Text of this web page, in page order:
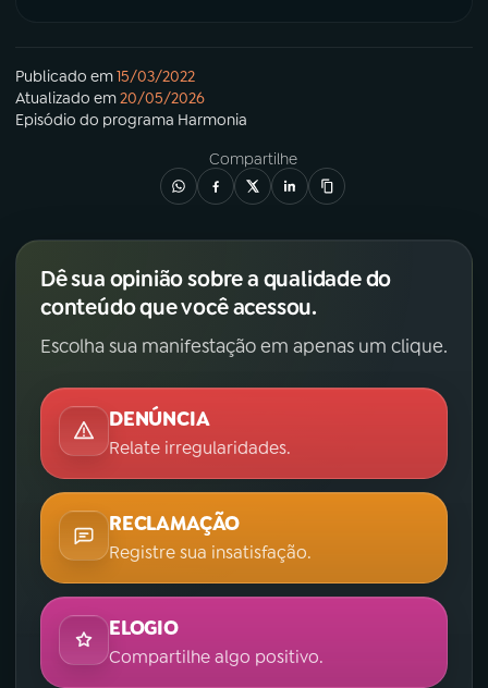
Publicado em15/03/2022
Atualizado em20/05/2026
Episódio do programa Harmonia
Compartilhe
Dê sua opinião sobre a qualidade do
conteúdo que você acessou.
Escolha sua manifestação em apenas um clique.
DENÚNCIA
Relate irregularidades.
RECLAMAÇÃO
Registre sua insatisfação.
ELOGIO
Compartilhe algo positivo.